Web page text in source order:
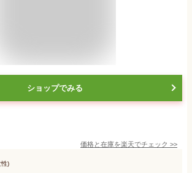
ショップでみる
価格と在庫を楽天でチェック >>
性)